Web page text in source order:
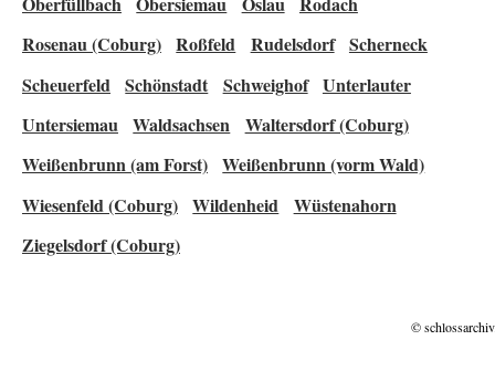
Rosenau (Coburg) Roßfeld Rudelsdorf Scherneck
Scheuerfeld Schönstadt Schweighof Unterlauter
Untersiemau Waldsachsen
Waltersdorf (Coburg)
Weißenbrunn (am Forst) Weißenbrunn (vorm Wald)
Wiesenfeld (Coburg) Wildenheid
Wüstenahorn
Ziegelsdorf (Coburg)
©